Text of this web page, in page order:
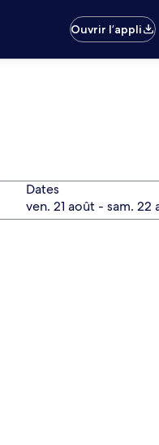
Ouvrir l’appli
Dates